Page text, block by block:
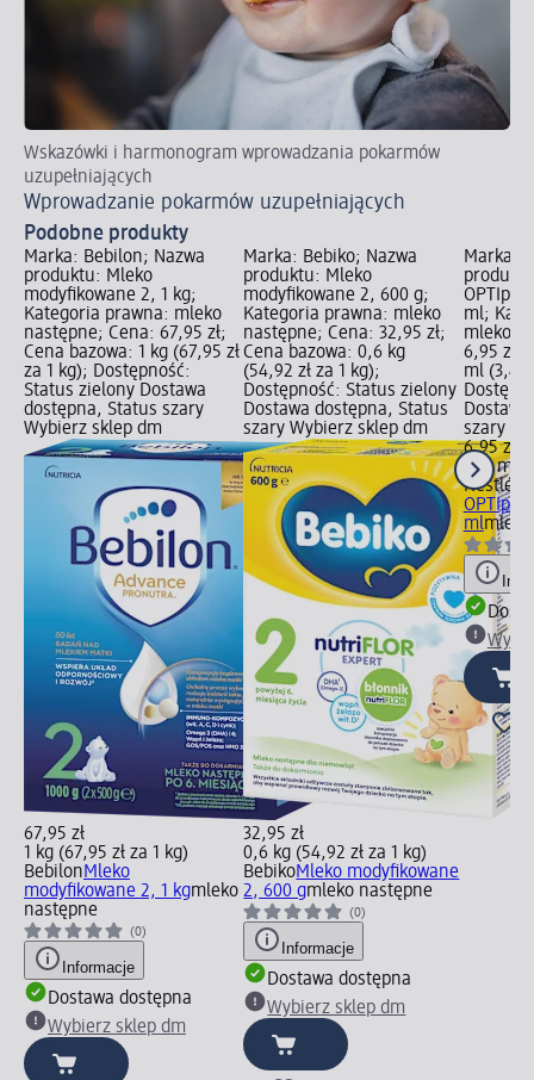
Wskazówki i harmonogram wprowadzania pokarmów
uzupełniających
Wprowadzanie pokarmów uzupełniających
Podobne produkty
Marka: Bebilon; Nazwa
produktu: Mleko
modyfikowane 2, 1 kg;
Kategoria prawna: mleko
następne; Cena: 67,95 zł;
Cena bazowa: 1 kg (67,95 zł
za 1 kg); Dostępność:
Status zielony Dostawa
dostępna, Status szary
Wybierz sklep dm
67,95 zł
1 kg (67,95 zł za 1 kg)
BebilonMleko
modyfikowane 2, 1 kgmleko
następne
(0)
Informacje
Dostawa dostępna
Wybierz sklep dm
Marka: Bebiko; Nazwa
produktu: Mleko
modyfikowane 2, 600 g;
Kategoria prawna: mleko
następne; Cena: 32,95 zł;
Cena bazowa: 0,6 kg
(54,92 zł za 1 kg);
Dostępność: Status zielony
Dostawa dostępna, Status
szary Wybierz sklep dm
32,95 zł
0,6 kg (54,92 zł za 1 kg)
BebikoMleko modyfikowane
2, 600 gmleko następne
(0)
Informacje
Dostawa dostępna
Wybierz sklep dm
Marka:
OPTIpro
ml;
mleko
6,95 zł;
ml (3,48
szary
6,95 zł
200 ml
Nestlé
OPTIpro
ml